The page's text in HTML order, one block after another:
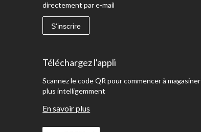
directement par e-mail
S'inscrire
Téléchargez l'appli
Scannez le code QR pour commencer à magasiner
plus intelligemment
En savoir plus